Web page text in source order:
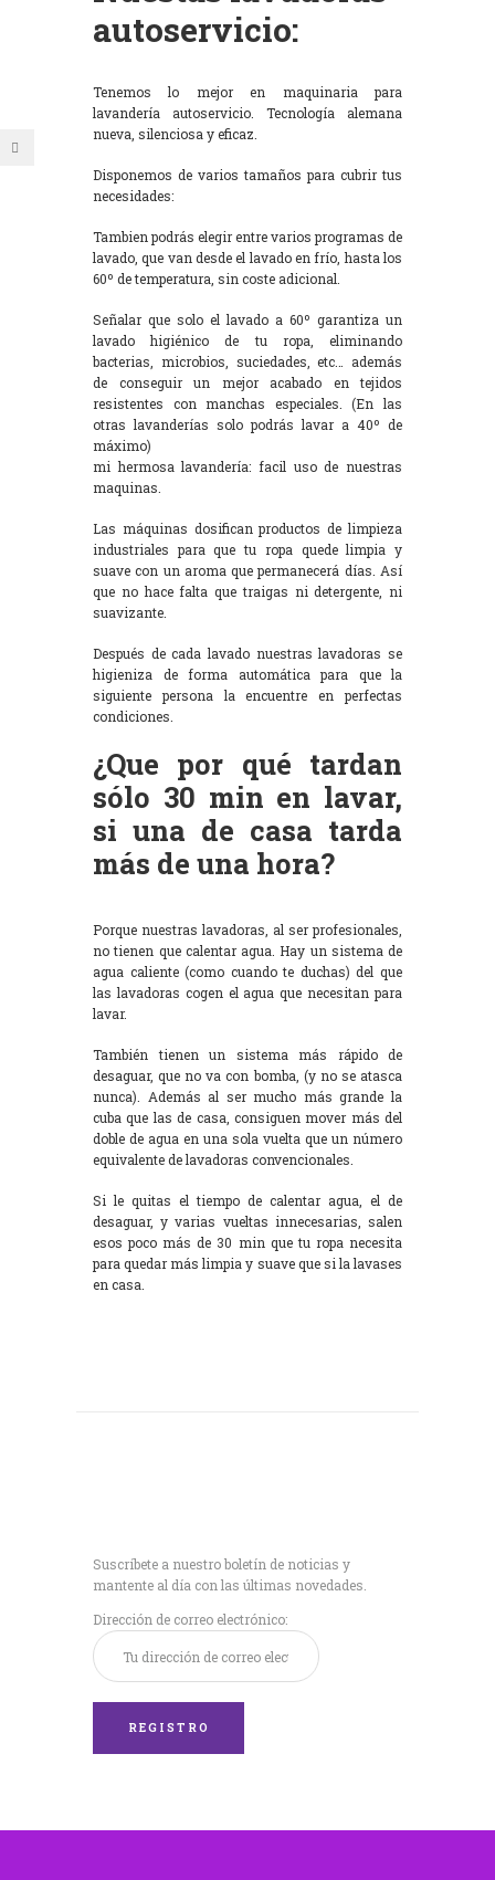
autoservicio:
Tenemos lo mejor en maquinaria para
lavandería autoservicio. Tecnología alemana
nueva, silenciosa y eficaz.
Disponemos de varios tamaños para cubrir tus
necesidades:
Tambien podrás elegir entre varios programas de
lavado, que van desde el lavado en frío, hasta los
60º de temperatura, sin coste adicional.
Señalar que solo el lavado a 60º garantiza un
lavado higiénico de tu ropa, eliminando
bacterias, microbios, suciedades, etc… además
de conseguir un mejor acabado en tejidos
resistentes con manchas especiales. (En las
otras lavanderías solo podrás lavar a 40º de
máximo)
mi hermosa lavandería: facil uso de nuestras
maquinas.
Las máquinas dosifican productos de limpieza
industriales para que tu ropa quede limpia y
suave con un aroma que permanecerá días. Así
que no hace falta que traigas ni detergente, ni
suavizante.
Después de cada lavado nuestras lavadoras se
higieniza de forma automática para que la
siguiente persona la encuentre en perfectas
condiciones.
¿Que por qué tardan
sólo 30 min en lavar,
si una de casa tarda
más de una hora?
Porque nuestras lavadoras, al ser profesionales,
no tienen que calentar agua. Hay un sistema de
agua caliente (como cuando te duchas) del que
las lavadoras cogen el agua que necesitan para
lavar.
También tienen un sistema más rápido de
desaguar, que no va con bomba, (y no se atasca
nunca). Además al ser mucho más grande la
cuba que las de casa, consiguen mover más del
doble de agua en una sola vuelta que un número
equivalente de lavadoras convencionales.
Si le quitas el tiempo de calentar agua, el de
desaguar, y varias vueltas innecesarias, salen
esos poco más de 30 min que tu ropa necesita
para quedar más limpia y suave que si la lavases
en casa.
Suscríbete a nuestro boletín de noticias y
mantente al día con las últimas novedades.
Dirección de correo electrónico: